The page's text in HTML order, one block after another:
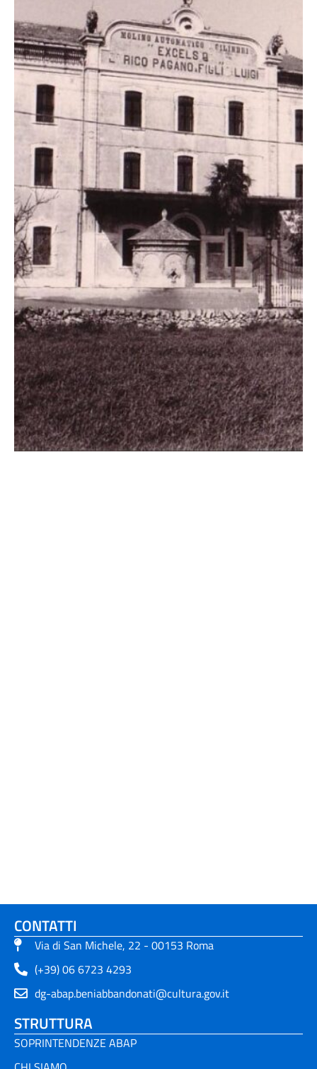
CONTATTI
Via di San Michele, 22 - 00153 Roma
(+39) 06 6723 4293
dg-abap.beniabbandonati@cultura.gov.it
STRUTTURA
SOPRINTENDENZE ABAP